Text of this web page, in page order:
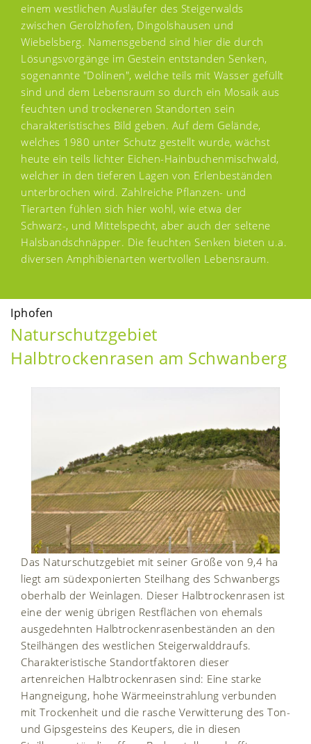
einem westlichen Ausläufer des Steigerwalds
zwischen Gerolzhofen, Dingolshausen und
Wiebelsberg. Namensgebend sind hier die durch
Lösungsvorgänge im Gestein entstanden Senken,
sogenannte "Dolinen", welche teils mit Wasser gefüllt
sind und dem Lebensraum so durch ein Mosaik aus
feuchten und trockeneren Standorten sein
charakteristisches Bild geben. Auf dem Gelände,
welches 1980 unter Schutz gestellt wurde, wächst
heute ein teils lichter Eichen-Hainbuchenmischwald,
welcher in den tieferen Lagen von Erlenbeständen
unterbrochen wird. Zahlreiche Pflanzen- und
Tierarten fühlen sich hier wohl, wie etwa der
Schwarz-, und Mittelspecht, aber auch der seltene
Halsbandschnäpper. Die feuchten Senken bieten u.a.
diversen Amphibienarten wertvollen Lebensraum.
Iphofen
Naturschutzgebiet
Halbtrockenrasen am Schwanberg
Das Naturschutzgebiet mit seiner Größe von 9,4 ha
liegt am südexponierten Steilhang des Schwanbergs
oberhalb der Weinlagen. Dieser Halbtrockenrasen ist
eine der wenig übrigen Restflächen von ehemals
ausgedehnten Halbtrockenrasenbeständen an den
Steilhängen des westlichen Steigerwalddraufs.
Charakteristische Standortfaktoren dieser
artenreichen Halbtrockenrasen sind: Eine starke
Hangneigung, hohe Wärmeeinstrahlung verbunden
mit Trockenheit und die rasche Verwitterung des Ton-
und Gipsgesteins des Keupers, die in diesen